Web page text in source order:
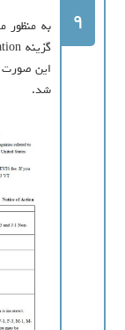
9
این صورت
شد.